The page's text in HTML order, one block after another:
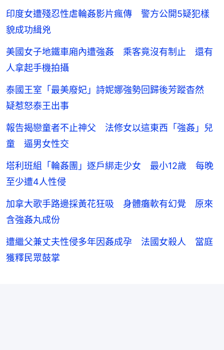
印度女遭殘忍性虐輪姦影片瘋傳 警方公開5疑犯樣
貌成功緝兇
美國女子地鐵車廂內遭強姦 乘客竟沒有制止 還有
人拿起手機拍攝
泰國王室「最美廢妃」詩妮娜強勢回歸後芳蹤杳然
疑惹怒泰王出事
報告揭戀童者不止神父 法修女以這東西「強姦」兒
童 逼男女性交
塔利班組「輪姦團」逐戶綁走少女 最小12歲 每晚
至少遭4人性侵
加拿大歌手路邊採黃花狂吸 身體癱軟有幻覺 原來
含強姦丸成份
遭繼父兼丈夫性侵多年因姦成孕 法國女殺人 當庭
獲釋民眾鼓掌